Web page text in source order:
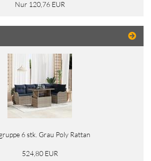
Nur 120,76 EUR
6 stk. Grau Poly Rattan
524,80 EUR